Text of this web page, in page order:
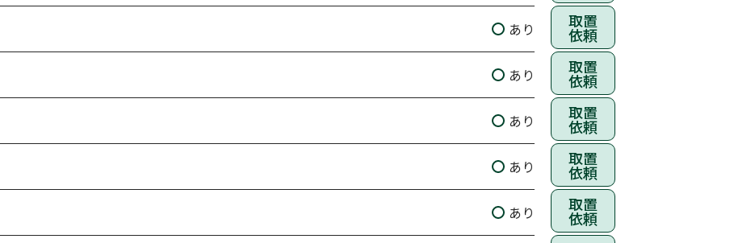
あり 取置
依頼
あり 取置
依頼
あり 取置
依頼
あり 取置
依頼
あり 取置
依頼